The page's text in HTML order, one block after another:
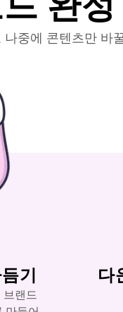
중에 콘텐츠만 바
기
브랜드
다